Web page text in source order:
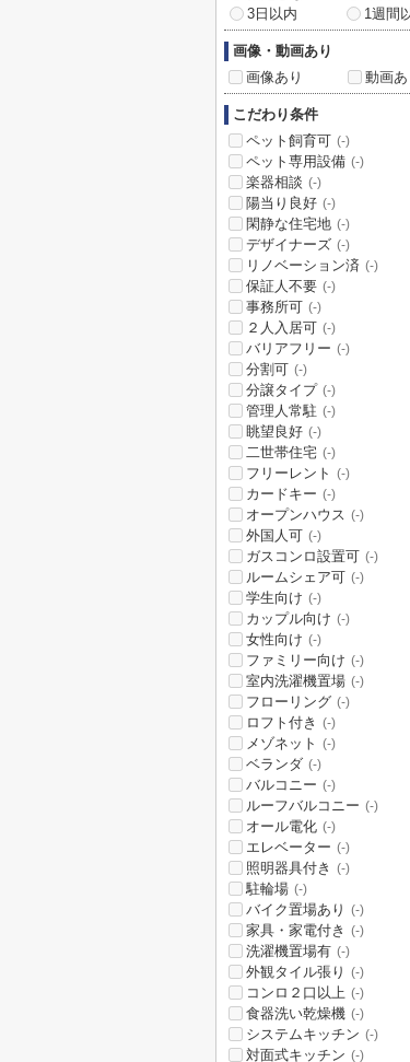
3日以内
1週間
画像・動画あり
画像あり
動画あ
こだわり条件
ペット飼育可 (-)
ペット専用設備 (-)
楽器相談 (-)
陽当り良好 (-)
閑静な住宅地 (-)
デザイナーズ (-)
リノベーション済 (-)
保証人不要 (-)
事務所可 (-)
２人入居可 (-)
バリアフリー (-)
分割可 (-)
分譲タイプ (-)
管理人常駐 (-)
眺望良好 (-)
二世帯住宅 (-)
フリーレント (-)
カードキー (-)
オープンハウス (-)
外国人可 (-)
ガスコンロ設置可 (-)
ルームシェア可 (-)
学生向け (-)
カップル向け (-)
女性向け (-)
ファミリー向け (-)
室内洗濯機置場 (-)
フローリング (-)
ロフト付き (-)
メゾネット (-)
ベランダ (-)
バルコニー (-)
ルーフバルコニー (-)
オール電化 (-)
エレベーター (-)
照明器具付き (-)
駐輪場 (-)
バイク置場あり (-)
家具・家電付き (-)
洗濯機置場有 (-)
外観タイル張り (-)
コンロ２口以上 (-)
食器洗い乾燥機 (-)
システムキッチン (-)
対面式キッチン (-)